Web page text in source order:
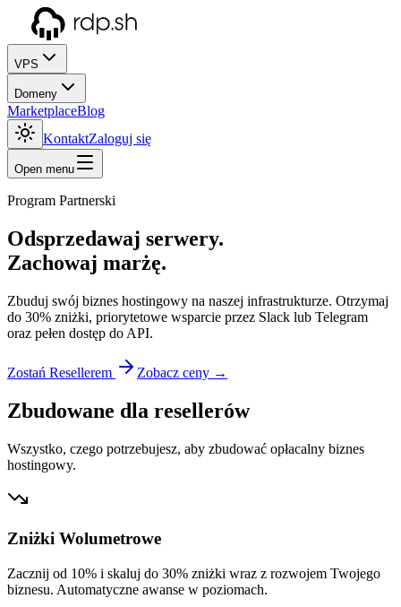
VPS
Domeny
MarketplaceBlog
KontaktZaloguj się
Open menu
Program Partnerski
Odsprzedawaj serwery.
Zachowaj marżę.
Zbuduj swój biznes hostingowy na naszej infrastrukturze. Otrzymaj
do 30% zniżki, priorytetowe wsparcie przez Slack lub Telegram
oraz pełen dostęp do API.
Zostań Resellerem Zobacz ceny →
Zbudowane dla resellerów
Wszystko, czego potrzebujesz, aby zbudować opłacalny biznes
hostingowy.
Zniżki Wolumetrowe
Zacznij od 10% i skaluj do 30% zniżki wraz z rozwojem Twojego
biznesu. Automatyczne awanse w poziomach.